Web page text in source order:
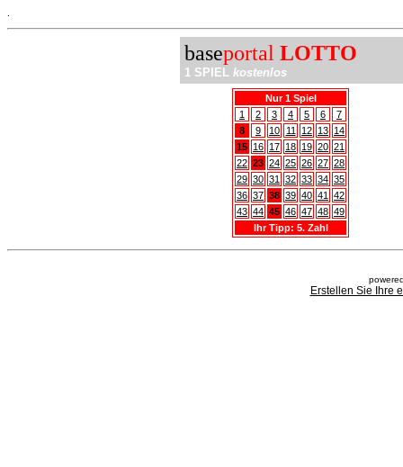
baseportal LOTTO
1 SPIEL kostenlos
Nur 1 Spiel
1
2 3 4 5 6
7
8
9 10 11 12 13 14
15 16 17 18 19 20 21
22 23 24 25 26 27 28
29 30 31 32 33 34 35
36 37 38 39 40 41
42
43 44 45 46 47 48 49
Ihr Tipp: 5. Zahl
Erstellen Sie Ihre